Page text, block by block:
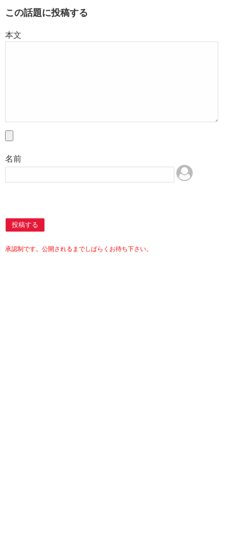
この話題に投稿する
本文
名前
投稿する
承認制です。公開されるまでしばらくお待ち下さい。